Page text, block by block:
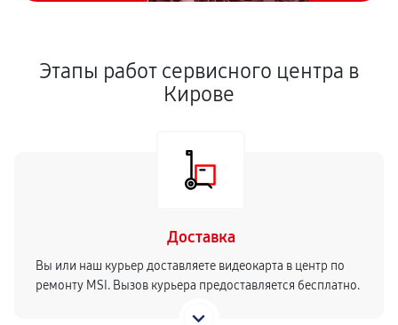
Этапы работ сервисного центра в
Кирове
Доставка
Вы или наш курьер доставляете видеокарта в центр по
ремонту MSI. Вызов курьера предоставляется бесплатно.